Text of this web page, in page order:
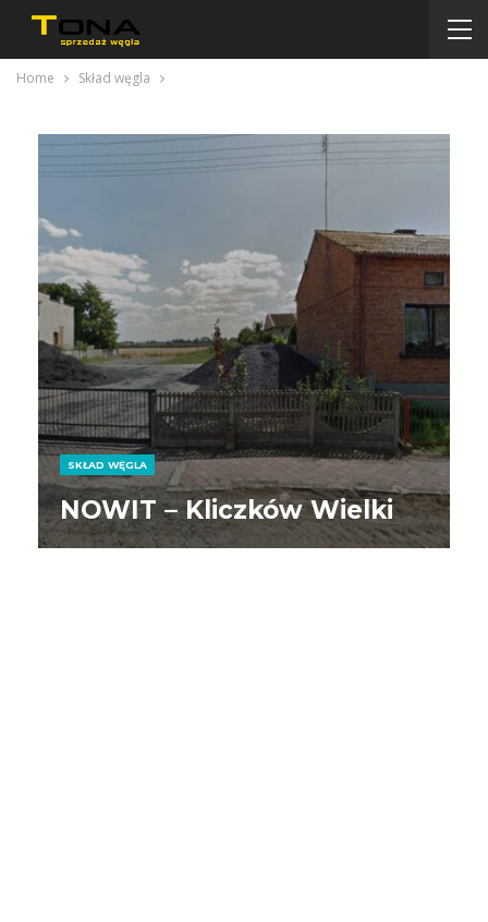
Home Skład węgla
SKŁAD WĘGLA
NOWIT – Kliczków Wielki